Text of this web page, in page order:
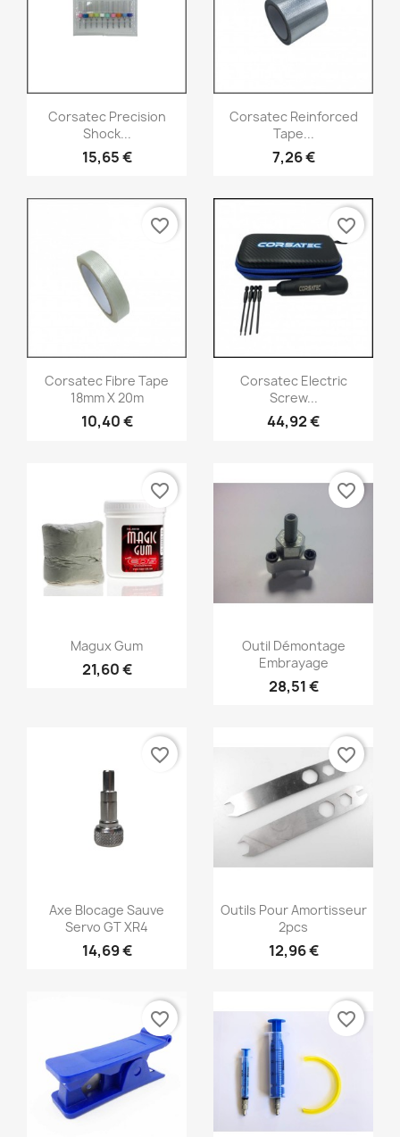
Aperçu rapide
Corsatec Precision
Shock...
15,65 €
Aperçu rapide
Corsatec Reinforced
Tape...
7,26 €
Aperçu rapide
Corsatec Fibre Tape
18mm X 20m
10,40 €
favorite_border
Aperçu rapide
Corsatec Electric
Screw...
44,92 €
favorite_border
Aperçu rapide
Magux Gum
21,60 €
favorite_border
Aperçu rapide
Outil Démontage
Embrayage
28,51 €
favorite_border
Aperçu rapide
Axe Blocage Sauve
Servo GT XR4
14,69 €
favorite_border
Aperçu rapide
Outils Pour Amortisseur
2pcs
12,96 €
favorite_border
favorite_border favorite_border